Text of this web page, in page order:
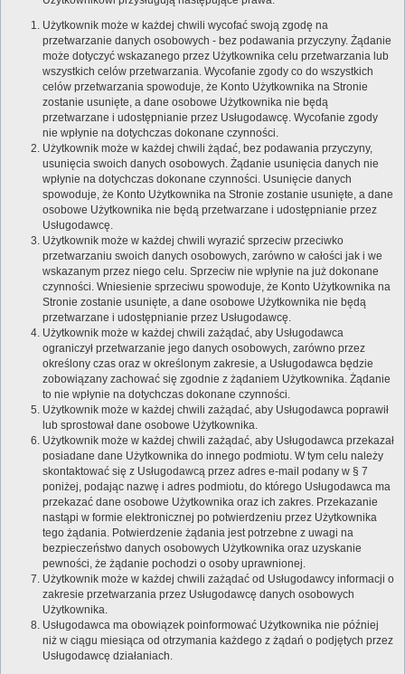
Użytkownik może w każdej chwili wycofać swoją zgodę na
przetwarzanie danych osobowych - bez podawania przyczyny. Żądanie
może dotyczyć wskazanego przez Użytkownika celu przetwarzania lub
wszystkich celów przetwarzania. Wycofanie zgody co do wszystkich
celów przetwarzania spowoduje, że Konto Użytkownika na Stronie
zostanie usunięte, a dane osobowe Użytkownika nie będą
przetwarzane i udostępnianie przez Usługodawcę. Wycofanie zgody
nie wpłynie na dotychczas dokonane czynności.
Użytkownik może w każdej chwili żądać, bez podawania przyczyny,
usunięcia swoich danych osobowych. Żądanie usunięcia danych nie
wpłynie na dotychczas dokonane czynności. Usunięcie danych
spowoduje, że Konto Użytkownika na Stronie zostanie usunięte, a dane
osobowe Użytkownika nie będą przetwarzane i udostępnianie przez
Usługodawcę.
Użytkownik może w każdej chwili wyrazić sprzeciw przeciwko
przetwarzaniu swoich danych osobowych, zarówno w całości jak i we
wskazanym przez niego celu. Sprzeciw nie wpłynie na już dokonane
czynności. Wniesienie sprzeciwu spowoduje, że Konto Użytkownika na
Stronie zostanie usunięte, a dane osobowe Użytkownika nie będą
przetwarzane i udostępnianie przez Usługodawcę.
Użytkownik może w każdej chwili zażądać, aby Usługodawca
ograniczył przetwarzanie jego danych osobowych, zarówno przez
określony czas oraz w określonym zakresie, a Usługodawca będzie
zobowiązany zachować się zgodnie z żądaniem Użytkownika. Żądanie
to nie wpłynie na dotychczas dokonane czynności.
Użytkownik może w każdej chwili zażądać, aby Usługodawca poprawił
lub sprostował dane osobowe Użytkownika.
Użytkownik może w każdej chwili zażądać, aby Usługodawca przekazał
posiadane dane Użytkownika do innego podmiotu. W tym celu należy
skontaktować się z Usługodawcą przez adres e-mail podany w § 7
poniżej, podając nazwę i adres podmiotu, do którego Usługodawca ma
przekazać dane osobowe Użytkownika oraz ich zakres. Przekazanie
nastąpi w formie elektronicznej po potwierdzeniu przez Użytkownika
tego żądania. Potwierdzenie żądania jest potrzebne z uwagi na
bezpieczeństwo danych osobowych Użytkownika oraz uzyskanie
pewności, że żądanie pochodzi o osoby uprawnionej.
Użytkownik może w każdej chwili zażądać od Usługodawcy informacji o
zakresie przetwarzania przez Usługodawcę danych osobowych
Użytkownika.
Usługodawca ma obowiązek poinformować Użytkownika nie później
niż w ciągu miesiąca od otrzymania każdego z żądań o podjętych przez
Usługodawcę działaniach.